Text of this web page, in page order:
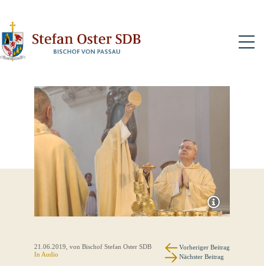
21.06.2019 , von Bischof Stefan Oster SDB
In Audio
Vorheriger Beitrag
Nächster Beitrag